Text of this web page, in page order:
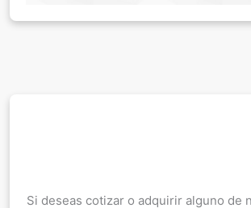
Si deseas cotizar o adquirir alguno